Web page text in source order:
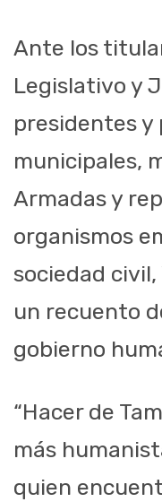
Ante los
Legislativo y
presidentes y
municipales,
Armadas y
organismos
sociedad
un recuento
gobierno
“Hacer de
más
quien